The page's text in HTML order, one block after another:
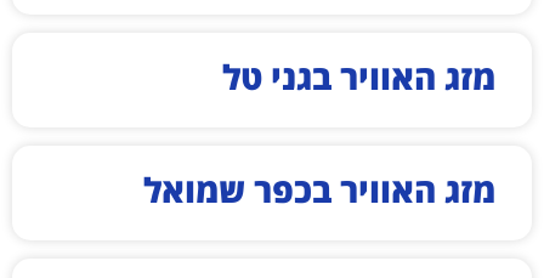
מזג האוויר בגני טל
מזג האוויר בכפר שמואל